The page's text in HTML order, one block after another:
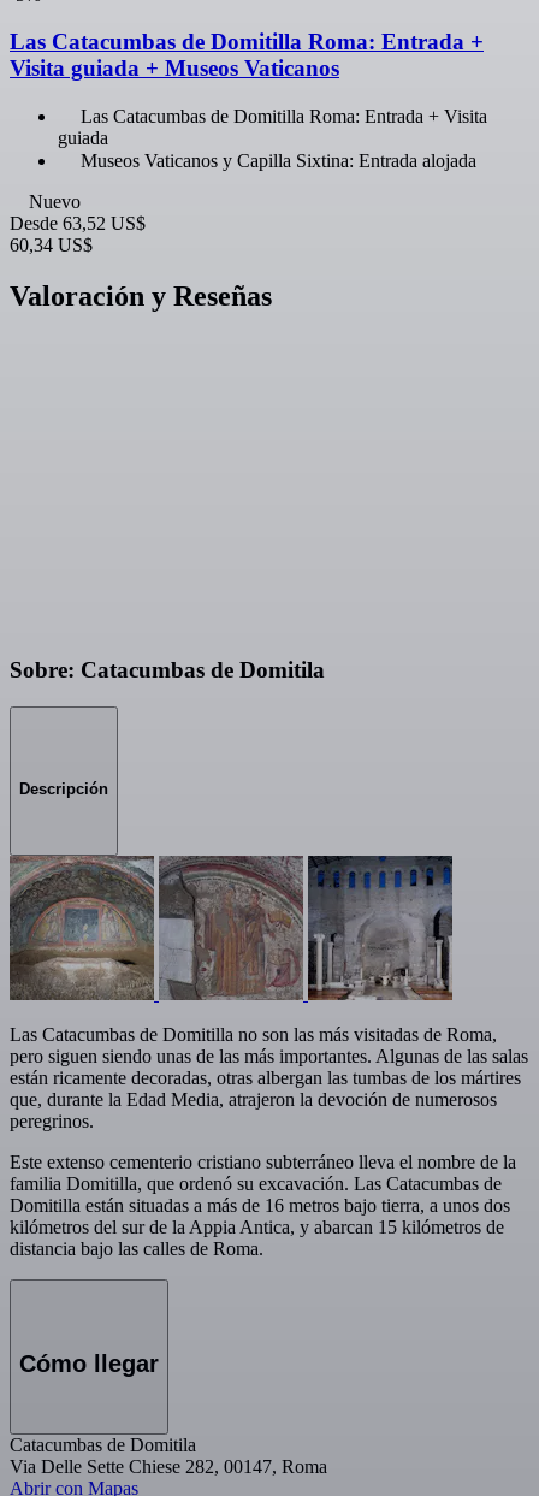
Las Catacumbas de Domitilla Roma: Entrada +
Visita guiada + Museos Vaticanos
Las Catacumbas de Domitilla Roma: Entrada + Visita
guiada
Museos Vaticanos y Capilla Sixtina: Entrada alojada
Nuevo
Desde 63,52 US$
60,34 US$
Valoración y Reseñas
Sobre: Catacumbas de Domitila
Descripción
Las Catacumbas de Domitilla no son las más visitadas de Roma,
pero siguen siendo unas de las más importantes. Algunas de las salas
están ricamente decoradas, otras albergan las tumbas de los mártires
que, durante la Edad Media, atrajeron la devoción de numerosos
peregrinos.
Este extenso cementerio cristiano subterráneo lleva el nombre de la
familia Domitilla, que ordenó su excavación. Las Catacumbas de
Domitilla están situadas a más de 16 metros bajo tierra, a unos dos
kilómetros del sur de la Appia Antica, y abarcan 15 kilómetros de
distancia bajo las calles de Roma.
Cómo llegar
Catacumbas de Domitila
Via Delle Sette Chiese 282, 00147, Roma
Abrir con Mapas